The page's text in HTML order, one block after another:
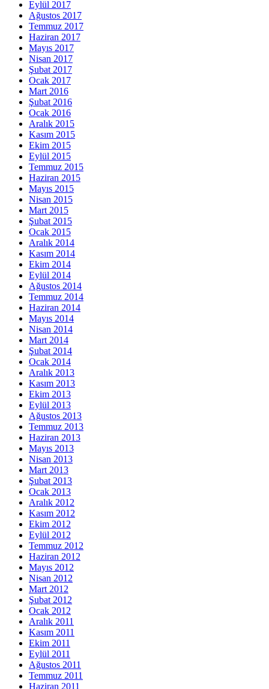
Eylül 2017
Ağustos 2017
Temmuz 2017
Haziran 2017
Mayıs 2017
Nisan 2017
Şubat 2017
Ocak 2017
Mart 2016
Şubat 2016
Ocak 2016
Aralık 2015
Kasım 2015
Ekim 2015
Eylül 2015
Temmuz 2015
Haziran 2015
Mayıs 2015
Nisan 2015
Mart 2015
Şubat 2015
Ocak 2015
Aralık 2014
Kasım 2014
Ekim 2014
Eylül 2014
Ağustos 2014
Temmuz 2014
Haziran 2014
Mayıs 2014
Nisan 2014
Mart 2014
Şubat 2014
Ocak 2014
Aralık 2013
Kasım 2013
Ekim 2013
Eylül 2013
Ağustos 2013
Temmuz 2013
Haziran 2013
Mayıs 2013
Nisan 2013
Mart 2013
Şubat 2013
Ocak 2013
Aralık 2012
Kasım 2012
Ekim 2012
Eylül 2012
Temmuz 2012
Haziran 2012
Mayıs 2012
Nisan 2012
Mart 2012
Şubat 2012
Ocak 2012
Aralık 2011
Kasım 2011
Ekim 2011
Eylül 2011
Ağustos 2011
Temmuz 2011
Haziran 2011